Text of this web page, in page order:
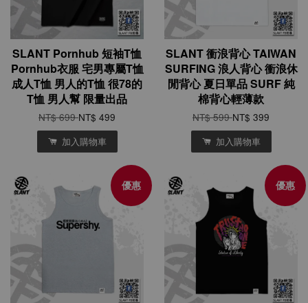
SLANT Pornhub 短袖T恤
Pornhub衣服 宅男專屬T恤
成人T恤 男人的T恤 很78的
T恤 男人幫 限量出品
NT$ 699NT$ 499
加入購物車
SLANT 衝浪背心 TAIWAN
SURFING 浪人背心 衝浪休
閒背心 夏日單品 SURF 純
棉背心輕薄款
NT$ 599NT$ 399
加入購物車
優惠 優惠